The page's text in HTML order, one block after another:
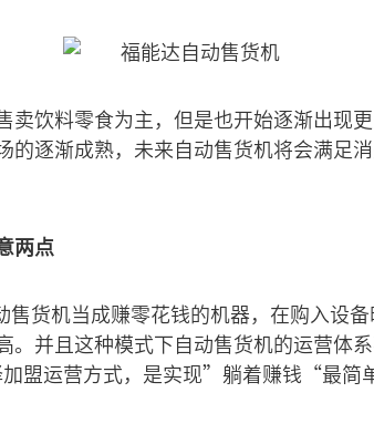
卖饮料零食为主，但是也开始逐渐出现
的逐渐成熟，未来自动售货机将会满足
两点
货机当成赚零花钱的机器，在购入设
。并且这种模式下自动售货机的运营体
盟运营方式，是实现”躺着赚钱“最简